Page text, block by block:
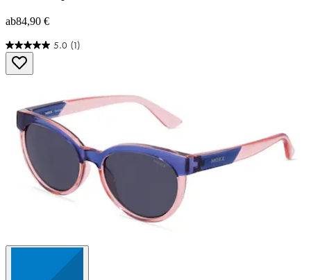
ab84,90 €
5.0 (1)
5.0
von
5
Bewertung